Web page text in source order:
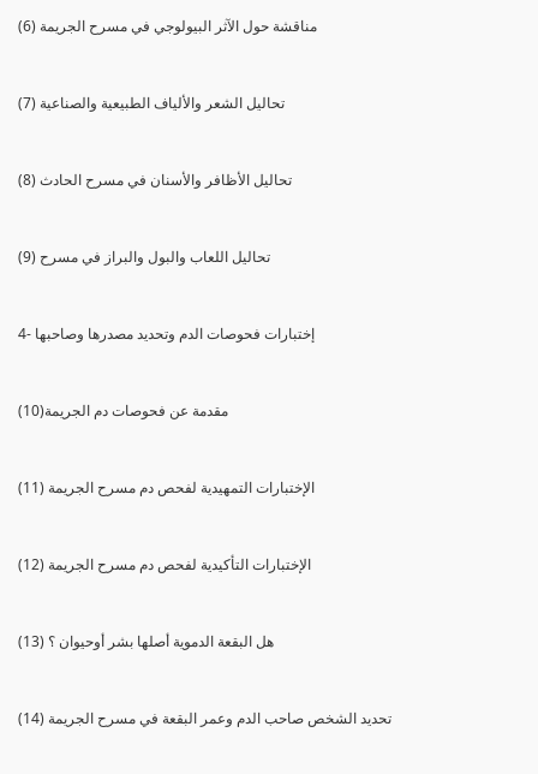
(6) مناقشة حول الآثر البيولوجي في مسرح الجريمة
(7) تحاليل الشعر والألياف الطبيعية والصناعية
(8) تحاليل الأظافر والأسنان في مسرح الحادث
(9) تحاليل اللعاب والبول والبراز في مسرح
4- إختبارات فحوصات الدم وتحديد مصدرها وصاحبها
(10)مقدمة عن فحوصات دم الجريمة
(11) الإختبارات التمهيدية لفحص دم مسرح الجريمة
(12) الإختبارات التأكيدية لفحص دم مسرح الجريمة
(13) هل البقعة الدموية أصلها بشر أوحيوان ؟
(14) تحديد الشخص صاحب الدم وعمر البقعة في مسرح الجريمة